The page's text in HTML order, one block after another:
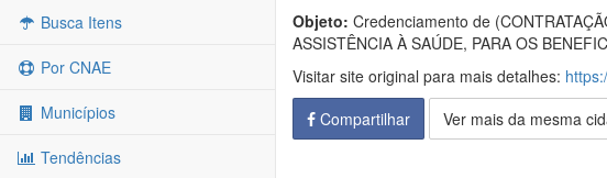
Busca Itens
Por CNAE
Municípios
Tendências
Objeto: Credenciamento de
ASSISTÊNCIA À SAÚDE, PARA OS
Visitar site original para mais detalhes:
Compartilhar
Ver mais da mesma